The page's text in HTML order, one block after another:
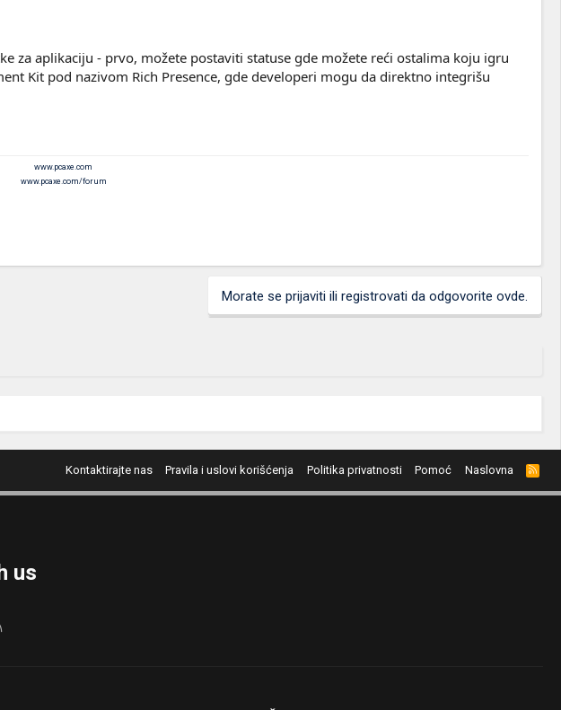
za aplikaciju - prvo, možete postaviti statuse gde možete reći ostalima koju igru
Kit pod nazivom Rich Presence, gde developeri mogu da direktno integrišu
www.pcaxe.com
www.pcaxe.com/forum
Morate se prijaviti ili registrovati da odgovorite ovde.
Kontaktirajte nas Pravila i uslovi korišćenja Politika privatnosti Pomoć Naslovna
R
S
S
us
nas